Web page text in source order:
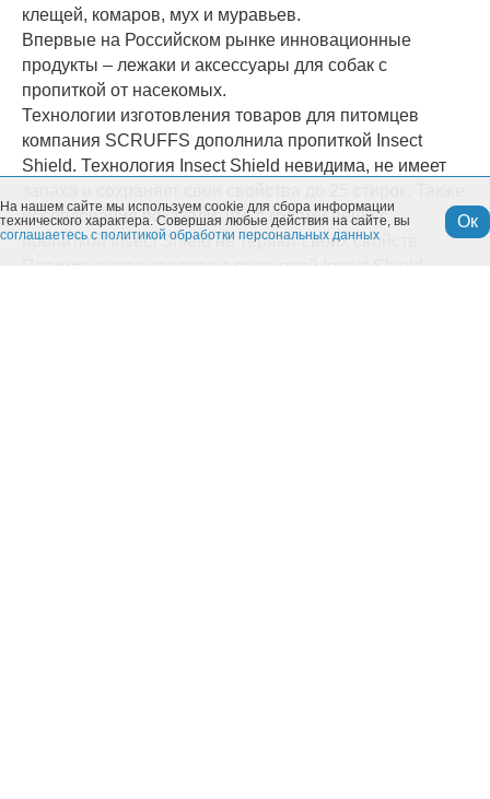
клещей, комаров, мух и муравьев.
Впервые на Российском рынке инновационные
продукты – лежаки и аксессуары для собак с
пропиткой от насекомых.
Технологии изготовления товаров для питомцев
компания SCRUFFS дополнила пропиткой Insect
Shield. Технология Insect Shield невидима, не имеет
исследования показали, что с годами вещи с
пропиткой Insect Shield не теряют своих свойств.
Преимущество товаров с пропиткой Insect Shield
На нашем сайте мы используем cookie для сбора информации
технического характера. Совершая любые действия на сайте, вы
соглашаетесь с политикой обработки персональных данных
Ок